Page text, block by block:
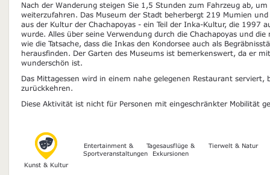
Nach der Wanderung steigen Sie 1,5 Stunden zum Fahrzeug ab,
weiterzufahren. Das Museum der Stadt beherbergt 219 Mumien
aus der Kultur der Chachapoyas - ein Teil der Inka-Kultur, die 1997
wurde. Alles über seine Verwendung durch die Chachapoyas und
wie die Tatsache, dass die Inkas den Kondorsee auch als
herausfinden. Der Garten des Museums ist bemerkenswert, da er
wunderschön ist.
Das Mittagessen wird in einem nahe gelegenen Restaurant serviert,
zurückkehren.
Diese Aktivität ist nicht für Personen mit eingeschränkter Mobilität
Kunst & Kultur
Entertainment &
Sportveranstaltungen
Tagesausflüge &
Exkursionen
Tierwelt & Natur